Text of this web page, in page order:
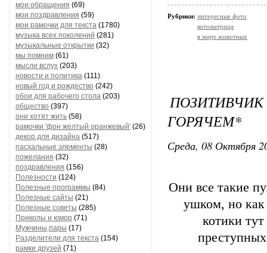
мои обращения (69)
мои поздравления (59)
мои рамочки для текста (1780)
музыка всех поколений (281)
музыкальные открытки (32)
мы помним (61)
мысли вслух (203)
новости и политика (111)
новый год и рождество (242)
обои для рабочего стола (203)
общество (397)
они хотят жить (58)
рамочки 'фон желтый оранжевый' (26)
декор для дизайна (517)
пасхальные элементы (28)
пожелания (32)
поздравления (156)
Полезности (124)
Полезные программы (84)
Полезные сайты (21)
Полезные советы (285)
Приколы и юмор (71)
Мужчины,пары (17)
Разделители для текста (154)
рамки друзей (71)
Рубрики: интересные фото
котоматрица
в мире животных
ГОРЯЧЕМ*
Среда, 08 Октября
Они все такие
ушком, но
котики